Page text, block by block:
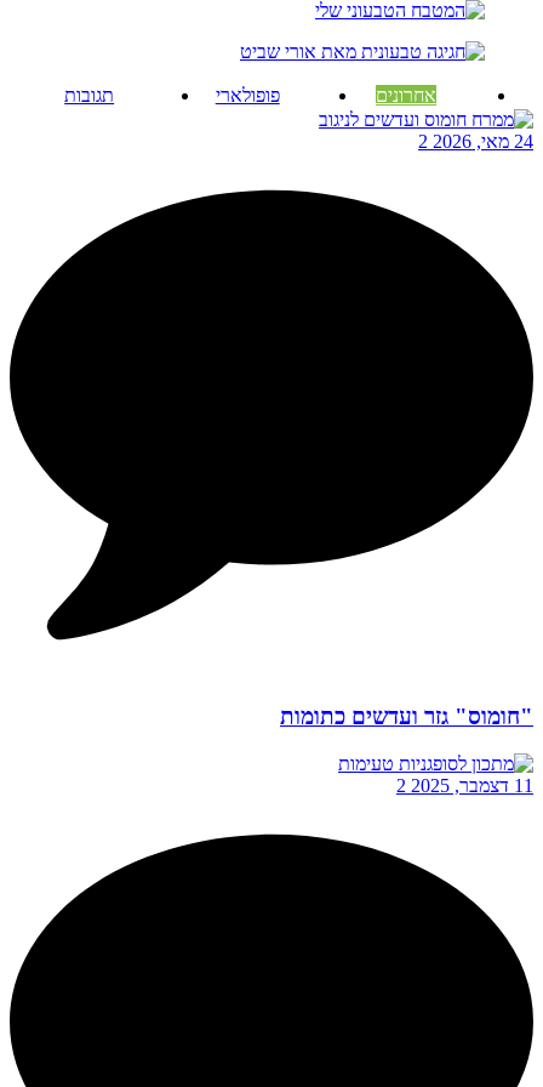
אחרונים פופולארי תגובות
24 מאי, 2026 2
"חומוס" גזר ועדשים כתומות
11 דצמבר, 2025 2